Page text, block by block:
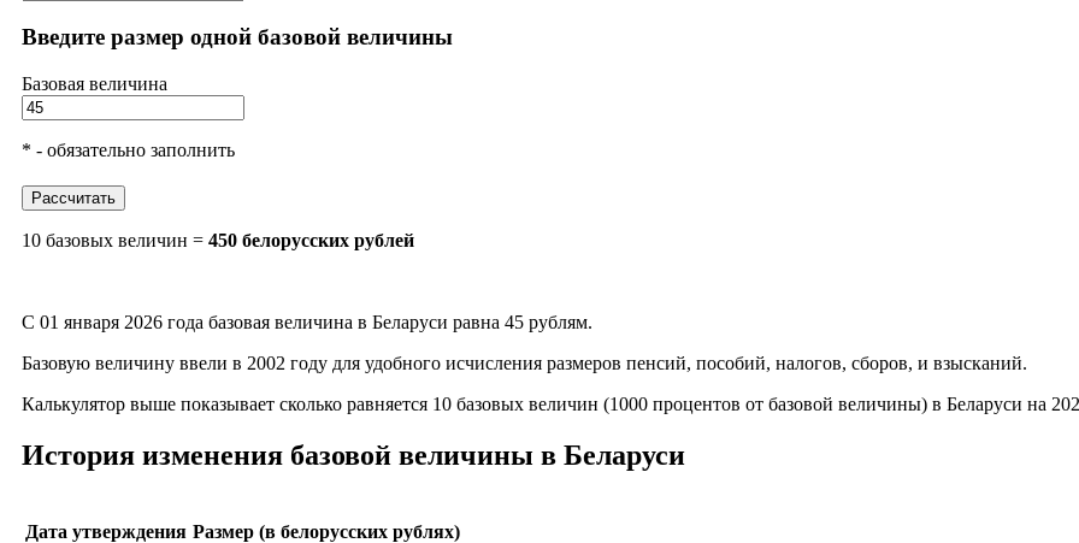
Введите размер одной базовой величины
Базовая величина
* - обязательно заполнить
Рассчитать
10 базовых величин = 450 белорусских рублей
С 01 января 2026 года базовая величина в Беларуси равна 45 рублям.
Базовую величину ввели в 2002 году для удобного исчисления размеров пенсий, пособий, налогов, сборов, и взысканий.
Калькулятор выше показывает сколько равняется 10 базовых величин (1000 процентов от базовой величины) в Беларуси на
История изменения базовой величины в Беларуси
Дата утверждения Размер (в белорусских рублях)